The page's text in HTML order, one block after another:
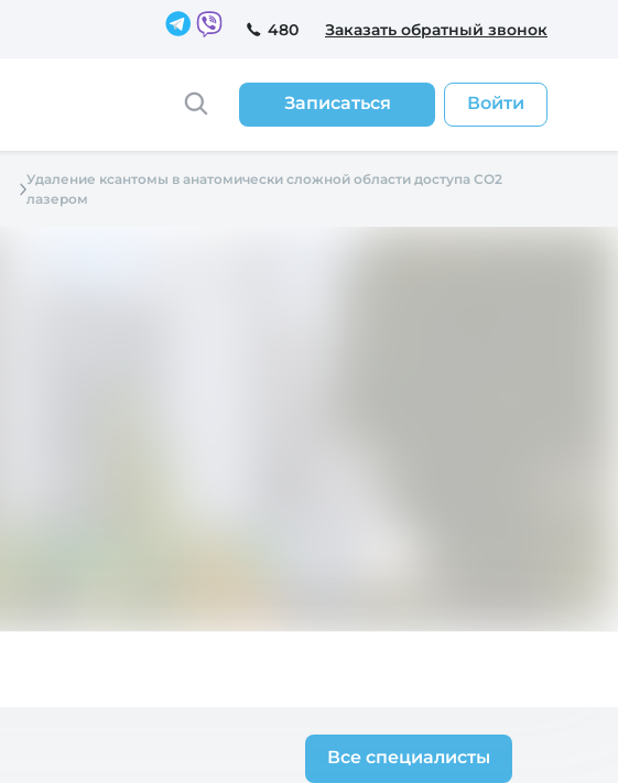
480 Заказать обратный звонок
Записаться Войти
Удаление ксантомы в анатомически сложной области доступа СО2
лазером
Все специалисты